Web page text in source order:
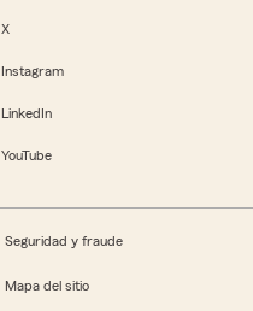
X
Instagram
LinkedIn
YouTube
Seguridad y fraude
Mapa del sitio